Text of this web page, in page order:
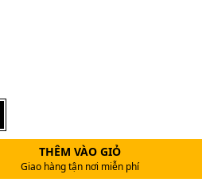
THÊM VÀO GIỎ
Giao hàng tận nơi miễn phí